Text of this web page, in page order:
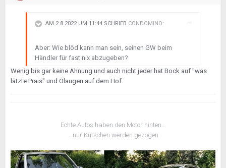
AM 2.8.2022 UM 11:44 SCHRIEB CONDOMINO:
Aber: Wie blöd kann man sein, seinen GW beim
Händler für fast nix abzugeben?
Wenig bis gar keine Ahnung und auch nicht jeder hat Bock auf "was
lätzte Prais" und Ölaugen auf dem Hof
Echte Autos haben den Motor hinten...
...nur Kutschen werden gezogen